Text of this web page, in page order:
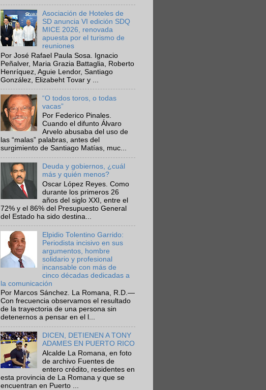
Asociación de Hoteles de
SD anuncia VI edición SDQ
MICE 2026, renovada
apuesta por el turismo de
reuniones
Por José Rafael Paula Sosa. Ignacio
Peñalver, Maria Grazia Battaglia, Roberto
Henríquez, Aguie Lendor, Santiago
González, Elizabeht Tovar y ...
“O todos toros, o todas
vacas”
Por Federico Pinales.
Cuando el difunto Álvaro
Arvelo abusaba del uso de
las “malas” palabras, antes del
surgimiento de Santiago Matías, muc...
Deuda y gobiernos, ¿cuál
más y quién menos?
Oscar López Reyes. Como
durante los primeros 26
años del siglo XXI, entre el
72% y el 86% del Presupuesto General
del Estado ha sido destina...
Elpidio Tolentino Garrido:
Periodista incisivo en sus
argumentos, hombre
solidario y profesional
incansable con más de
cinco décadas dedicadas a
la comunicación
Por Marcos Sánchez. La Romana, R.D.—
Con frecuencia observamos el resultado
de la trayectoria de una persona sin
detenernos a pensar en el l...
DICEN, DETIENEN A TONY
ADAMES EN PUERTO RICO
Alcalde La Romana, en foto
de archivo Fuentes de
entero crédito, residentes en
esta provincia de La Romana y que se
encuentran en Puerto ...